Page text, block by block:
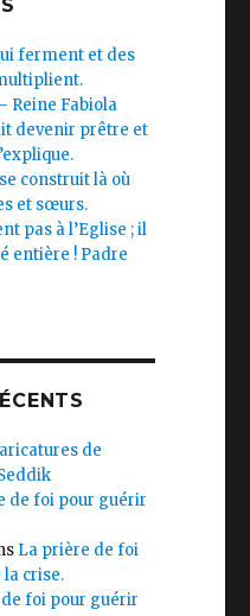
ferment et des
Reine Fabiola
devenir prêtre et
se construit là où
et sœurs.
pas à l’Eglise ; il
entière ! Padre
de
de foi pour guérir
La prière de foi
crise.
foi pour guérir